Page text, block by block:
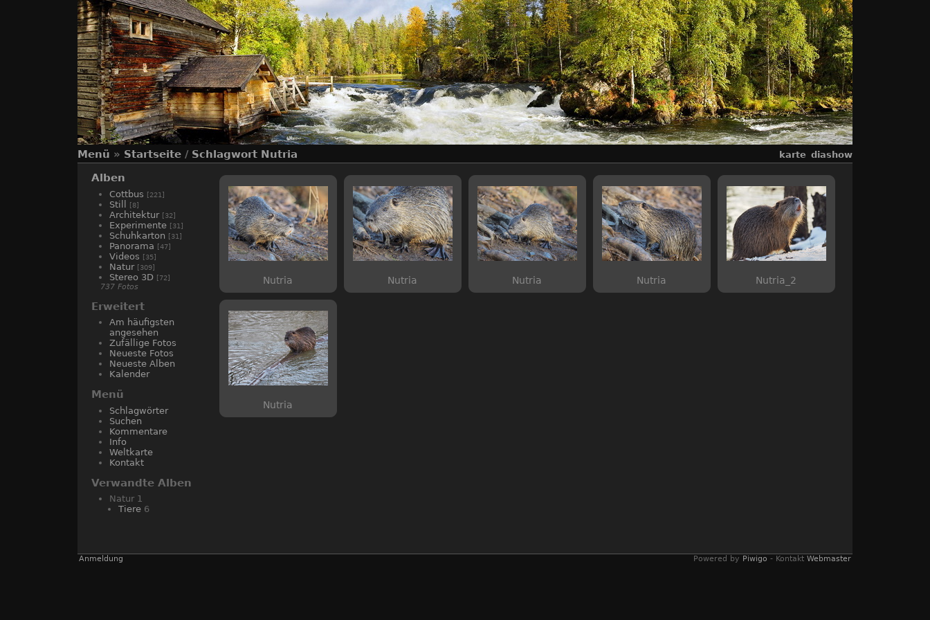
Menü » Startseite / Schlagwort Nutria karte diashow
Alben
Cottbus [221]
Still [8]
Architektur [32]
Experimente [31]
Schuhkarton [31]
Panorama [47]
Videos [35]
Natur [309]
Stereo 3D [72]
737 Fotos
Erweitert
Am häufigsten
angesehen
Zufällige Fotos
Neueste Fotos
Neueste Alben
Kalender
Menü
Schlagwörter
Suchen
Kommentare
Info
Weltkarte
Kontakt
Verwandte Alben
Natur 1
Tiere 6
Nutria Nutria Nutria Nutria Nutria_2
Nutria
Anmeldung Powered by Piwigo - Kontakt Webmaster